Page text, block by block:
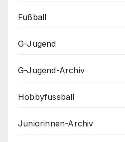
Fußball
G-Jugend
G-Jugend-Archiv
Hobbyfussball
Juniorinnen-Archiv